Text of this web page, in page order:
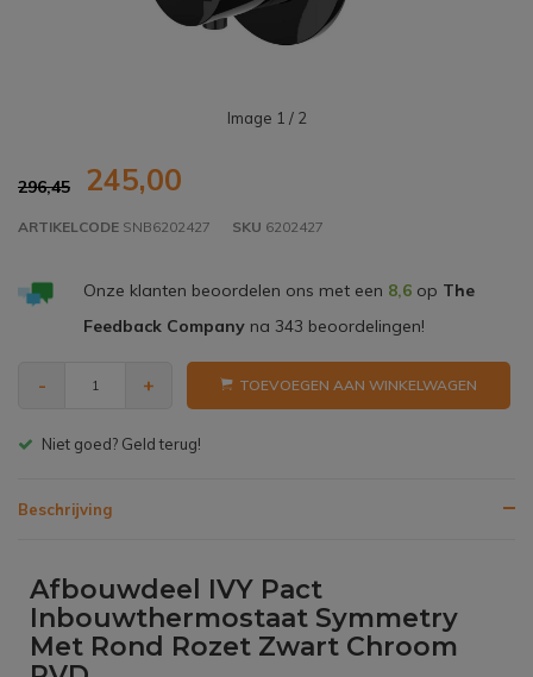
Image 1 / 2
296,45 245,00
ARTIKELCODE SNB6202427 SKU 6202427
Onze klanten beoordelen ons met een 8,6op The
Feedback Companyna 343 beoordelingen!
- + TOEVOEGEN AAN WINKELWAGEN
Gratis bezorgen v.a. € 150,- (NL)
Beschrijving
Afbouwdeel IVY Pact
Inbouwthermostaat Symmetry
Met Rond Rozet Zwart Chroom